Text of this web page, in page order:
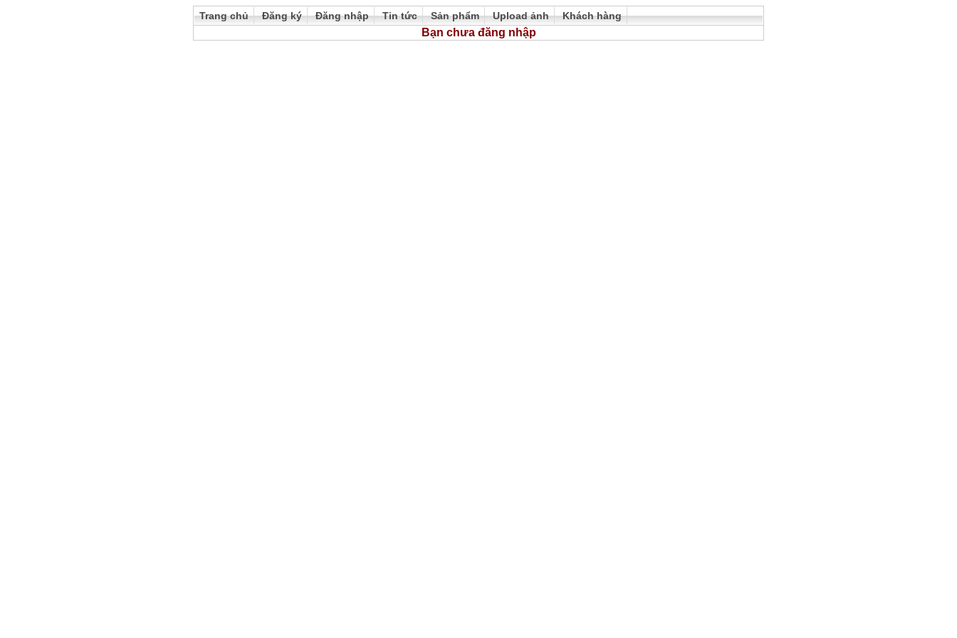
Trang chủ Đăng ký Đăng nhập Tin tức Sản phẩm Upload ảnh Khách hàng
Bạn chưa đăng nhập